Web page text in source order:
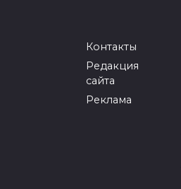
Контакты
Редакция
сайта
Реклама